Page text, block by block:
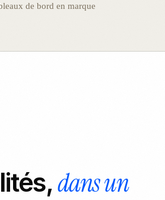
de bord en marque
dans un